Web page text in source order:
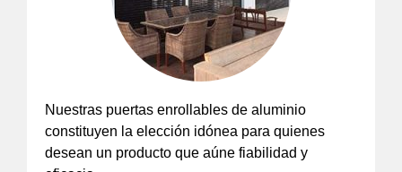
Nuestras puertas enrollables de aluminio
constituyen la elección idónea para quienes
desean un producto que aúne fiabilidad y